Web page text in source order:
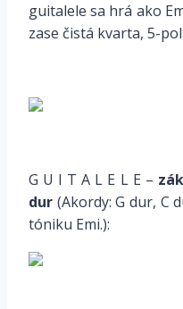
guitalele sa hrá ako
zase čistá kvarta, 5-
G U I T A L E L E –
dur (Akordy: G dur, C
tóniku Emi.):